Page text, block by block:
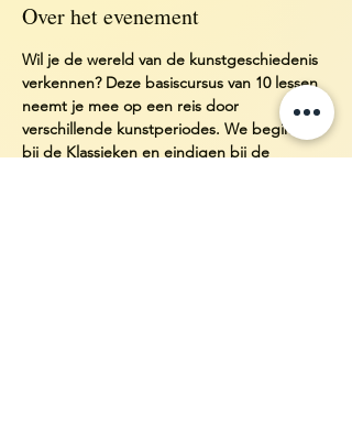
Over het evenement
Wil je de wereld van de kunstgeschiedenis
verkennen? Deze basiscursus van 10 lessen
neemt je mee op een reis door
verschillende kunstperiodes. We beginnen
bij de Klassieken en eindigen bij de